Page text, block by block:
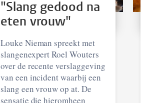
"Slang gedood na
eten vrouw"
Louke Nieman spreekt met
slangenexpert Roel Wouters
over de recente verslaggeving
van een incident waarbij een
slang een vrouw op at. De
sensatie die hieromheen